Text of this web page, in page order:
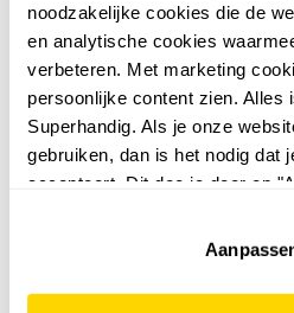
noodzakelijke cookies die de
en analytische cookies
verbeteren. Met marketing
persoonlijke content zien. Alles
Superhandig. Als je onze
gebruiken, dan is het nodig dat
accepteert. Dit doe je door op
website niet optimaal